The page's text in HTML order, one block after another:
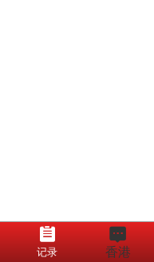
记录 香港